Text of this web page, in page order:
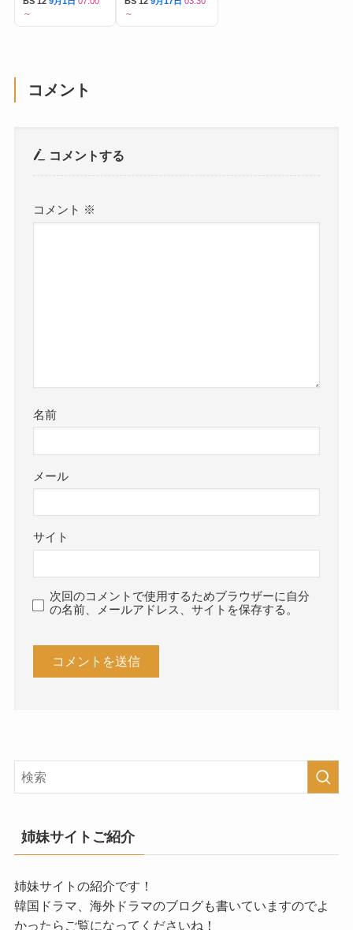
～
～
コメント
コメントする
コメント ※
名前
メール
サイト
次回のコメントで使用するためブラウザーに自分
の名前、メールアドレス、サイトを保存する。
姉妹サイトご紹介
姉妹サイトの紹介です！
韓国ドラマ、海外ドラマのブログも書いていますのでよ
かったらご覧になってくださいね！